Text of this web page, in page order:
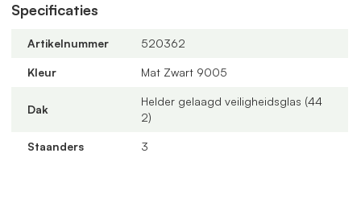
De overkapping wordt geleverd als compleet bouwpakket
met alle benodigde onderdelen zoals PVC bladvanger, PVC
meegeleverd.
Specificaties
Artikelnummer 520362
Kleur Mat Zwart 9005
Dak
Helder gelaagd veiligheidsglas (44
2)
Staanders 3